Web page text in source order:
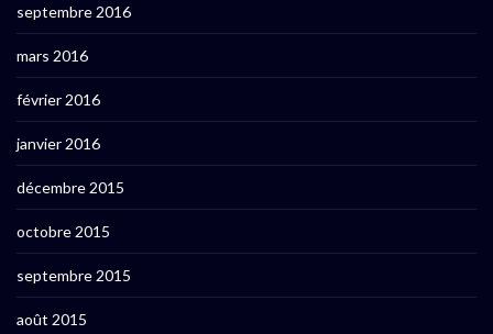
septembre 2016
mars 2016
février 2016
janvier 2016
décembre 2015
octobre 2015
septembre 2015
août 2015